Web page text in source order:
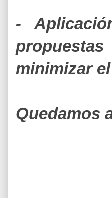
-
minimizar
Quedamos